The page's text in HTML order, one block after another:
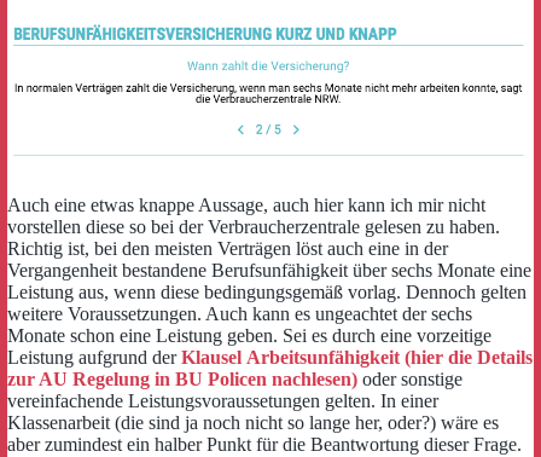
Auch eine etwas knappe Aussage, auch hier kann ich mir nicht
vorstellen diese so bei der Verbraucherzentrale gelesen zu haben.
Richtig ist, bei den meisten Verträgen löst auch eine in der
Vergangenheit bestandene Berufsunfähigkeit über sechs Monate eine
Leistung aus, wenn diese bedingungsgemäß vorlag. Dennoch gelten
weitere Voraussetzungen. Auch kann es ungeachtet der sechs
Monate schon eine Leistung geben. Sei es durch eine vorzeitige
Leistung aufgrund derKlausel Arbeitsunfähigkeit (hier die Details
zur AU Regelung in BU Policen nachlesen) oder sonstige
vereinfachende Leistungsvoraussetungen gelten. In einer
Klassenarbeit (die sind ja noch nicht so lange her, oder?) wäre es
aber zumindest ein halber Punkt für die Beantwortung dieser Frage.